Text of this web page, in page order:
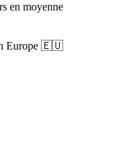
en moyenne
Europe 🇪🇺